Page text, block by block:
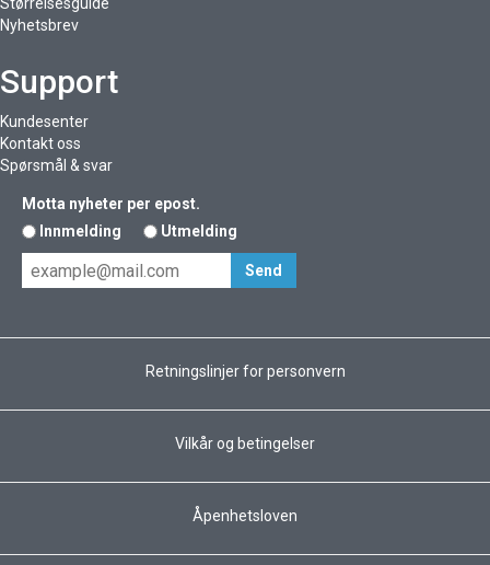
Nyhetsbrev
Support
Kundesenter
Kontakt oss
Spørsmål & svar
Motta nyheter per epost.
Innmelding
Utmelding
Retningslinjer for personvern
Vilkår og betingelser
Åpenhetsloven